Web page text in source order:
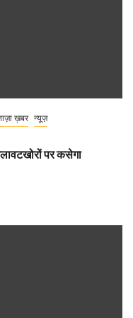
ख़बर न्यूज़
पर कसेगा